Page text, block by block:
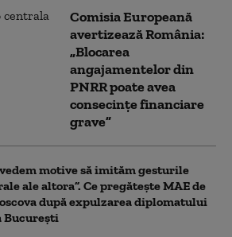
Comisia Europeană
avertizează România:
„Blocarea
angajamentelor din
PNRR poate avea
consecințe financiare
grave”
motive să imităm gesturile
ale altora”. Ce pregătește MAE de
după expulzarea diplomatului
București